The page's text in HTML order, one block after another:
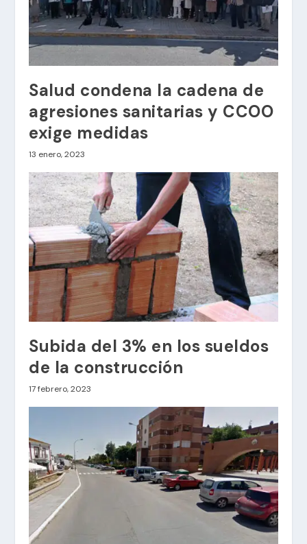
Salud condena la cadena de
agresiones sanitarias y CCOO
exige medidas
13 enero, 2023
Subida del 3% en los sueldos
de la construcción
17 febrero, 2023